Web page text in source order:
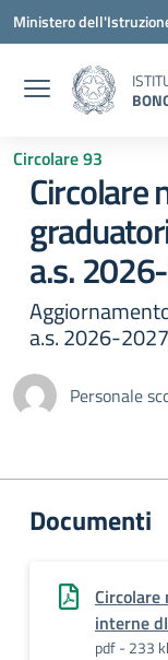
Vai ai contenuti
Vai al menu di
Vai al footer
Ministero
Circolare 93
Circolare
a.s.
a.s. 2026-2027
Personale
Documenti
interne
pdf - 233